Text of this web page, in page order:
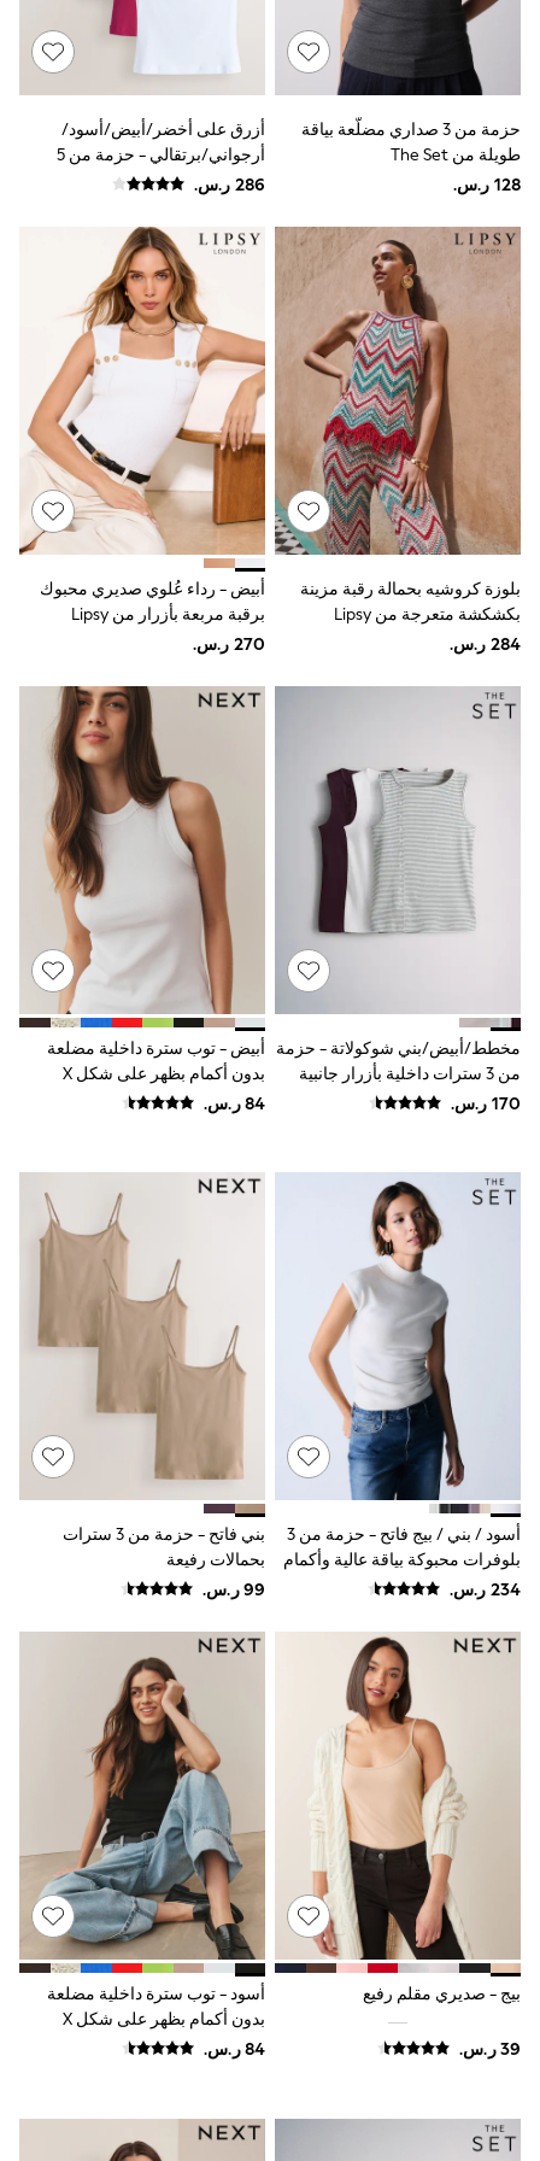
Baker by Ted Baker
Lipsy
Love & Roses
Monsoon
River Island
SCHOOWEAR
Trousers
Shorts
Shirts
Polo Shirts
Sweatshirts & Jumpers
Coats & Jackets
Underwear
Socks
Multipacks
All Boys Sport & Swimwear
Trainers & Pumps
Swimwear
Tops
Shorts
Joggers
adidas
Nike
All Girls Schoolwear
Polo Shirts
Sweatshirts
Cardigans
Coats & Jackets
Underwear
Socks & Tights
Multipacks
All Girls Sports & Swimwear
Trainers & Pumps
Leggings
Shorts
Joggers
adidas
Nike
Coats & Jackets
Bags & Accessories
Shirts
Polo Shirts
Shop all
Shoes
Coats & Jackets
Bags
Polo Shirts
Blue
Black
White
Grey
Green
Red
All Branded Schoolwear
adidas
Nike
Clarks
Smiggle
Eastpak
Bags & Backpacks
Caps
Belts
Jumpers
Polo Shirts
All Girls Sports & Swimwear
T-Shirts
Bags & Backpacks
Lunchboxes
Caps
Bags
Blouses
Shirts
Polo Shirts
GIRLS
E-Gift Card
New In
3-5 years
حزمة من 3 صداري مضلَّعة بياقة
طويلة من The Set
أزرق على أخضر/أبيض/أسود/
أرجواني/برتقالي - حزمة من 5
فيست برقبة مربعة
بلوزة كروشيه بحمالة رقبة مزينة
بكشكشة متعرجة من Lipsy
أبيض - رداء عُلوي صديري محبوك
برقبة مربعة بأزرار من Lipsy
مخطط/أبيض/بني شوكولاتة - حزمة
من 3 سترات داخلية بأزرار جانبية
من The Set
أبيض - توب سترة داخلية مضلعة
بدون أكمام بظهر على شكل X
أسود / بني / بيج فاتح - حزمة من 3
بلوفرات محبوكة بياقة عالية وأكمام
فوق الكتف من The Set
بني فاتح - حزمة من 3 سترات
بحمالات رفيعة
بيج - صديري مقلم رفيع
أسود - توب سترة داخلية مضلعة
بدون أكمام بظهر على شكل X